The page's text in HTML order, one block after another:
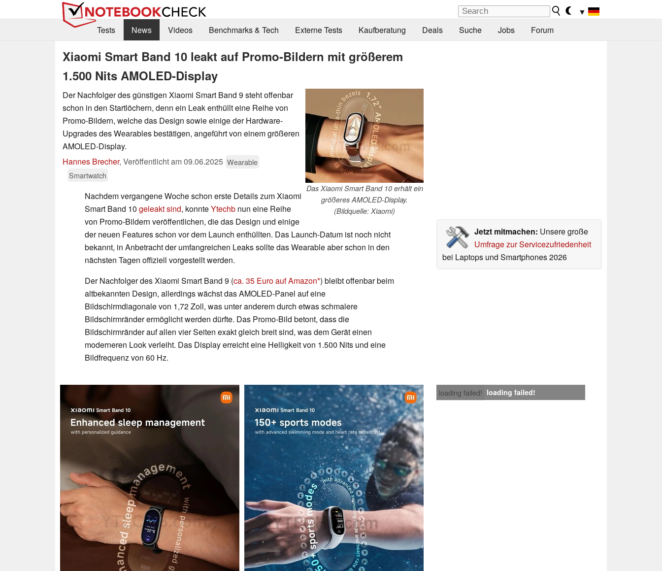
▼
Tests
News Videos Benchmarks & Tech Externe Tests Kaufberatung Deals Suche Jobs Forum
Xiaomi Smart Band 10 leakt auf Promo-Bildern mit größerem
1.500 Nits AMOLED-Display
Das Xiaomi Smart Band 10 erhält ein
größeres AMOLED-Display.
(Bildquelle: Xiaomi)
Der Nachfolger des günstigen Xiaomi Smart Band 9 steht offenbar
schon in den Startlöchern, denn ein Leak enthüllt eine Reihe von
Promo-Bildern, welche das Design sowie einige der Hardware-
Upgrades des Wearables bestätigen, angeführt von einem größeren
AMOLED-Display.
Hannes Brecher, Veröffentlicht am09.06.2025 Wearable
Smartwatch
Jetzt mitmachen: Unsere große
Umfrage zur Servicezufriedenheit
bei Laptops und Smartphones 2026
Nachdem vergangene Woche schon erste Details zum Xiaomi
Smart Band 10 geleakt sind, konnteYtechb nun eine Reihe
von Promo-Bildern veröffentlichen, die das Design und einige
der neuen Features schon vor dem Launch enthüllten. Das Launch-Datum ist noch nicht
bekannt, in Anbetracht der umfangreichen Leaks sollte das Wearable aber schon in den
nächsten Tagen offiziell vorgestellt werden.
Der Nachfolger des Xiaomi Smart Band 9 (ca. 35 Euro auf Amazon ) bleibt offenbar beim
altbekannten Design, allerdings wächst das AMOLED-Panel auf eine
Bildschirmdiagonale von 1,72 Zoll, was unter anderem durch etwas schmalere
Bildschirmränder ermöglicht werden dürfte. Das Promo-Bild betont, dass die
Bildschirmränder auf allen vier Seiten exakt gleich breit sind, was dem Gerät einen
moderneren Look verleiht. Das Display erreicht eine Helligkeit von 1.500 Nits und eine
Bildfrequenz von 60 Hz.
loading failed! loading failed!